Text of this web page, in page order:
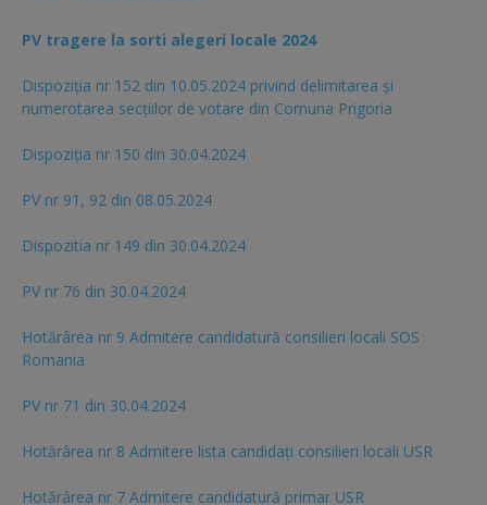
PV tragere la sorti alegeri locale 2024
Dispoziția nr 152 din 10.05.2024 privind delimitarea și
numerotarea secțiilor de votare din Comuna Prigoria
Dispoziția nr 150 din 30.04.2024
PV nr 91, 92 din 08.05.2024
Dispozitia nr 149 din 30.04.2024
PV nr 76 din 30.04.2024
Hotărârea nr 9 Admitere candidatură consilieri locali SOS
Romania
PV nr 71 din 30.04.2024
Hotărârea nr 8 Admitere lista candidaţi consilieri locali USR
Hotărârea nr 7 Admitere candidatură primar USR